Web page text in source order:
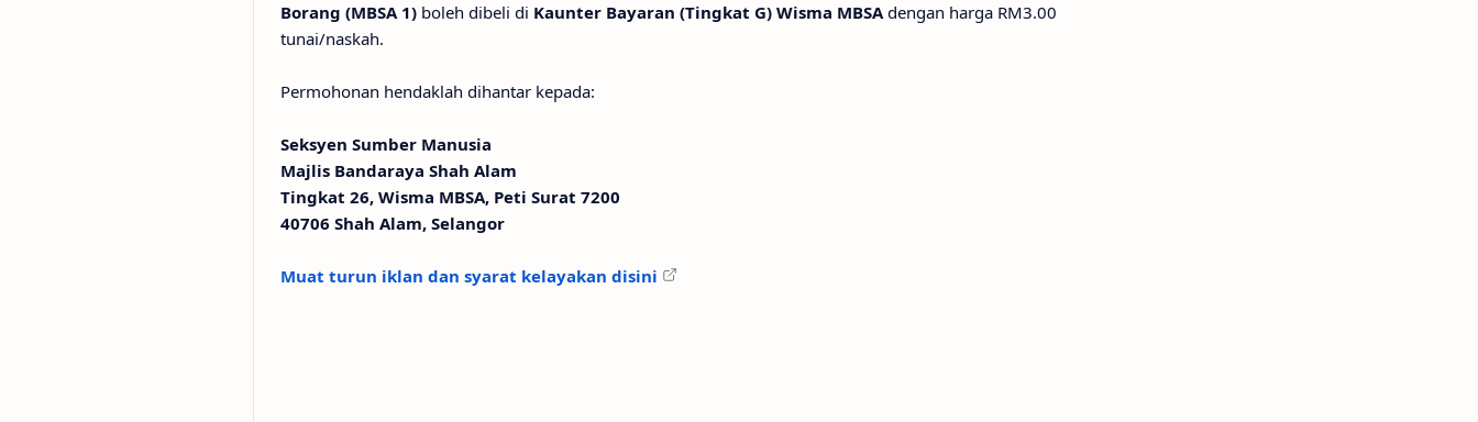
Borang (MBSA 1) boleh dibeli di Kaunter Bayaran (Tingkat G) Wisma MBSAdengan harga RM3.00
tunai/naskah.
Permohonan hendaklah dihantar kepada:
Seksyen Sumber Manusia
Majlis Bandaraya Shah Alam
Tingkat 26, Wisma MBSA, Peti Surat 7200
40706 Shah Alam, Selangor
Muat turun iklan dan syarat kelayakan disini